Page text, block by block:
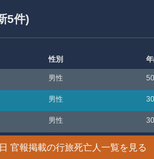
5件)
性別
男性
男性
男性
官報掲載の行旅死亡人一覧を見る